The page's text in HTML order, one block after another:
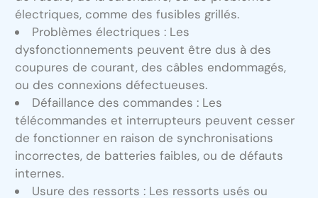
électriques, comme des fusibles grillés.
Problèmes électriques : Les
dysfonctionnements peuvent être dus à des
coupures de courant, des câbles endommagés,
ou des connexions défectueuses.
Défaillance des commandes : Les
télécommandes et interrupteurs peuvent cesser
de fonctionner en raison de synchronisations
incorrectes, de batteries faibles, ou de défauts
internes.
Usure des ressorts : Les ressorts usés ou